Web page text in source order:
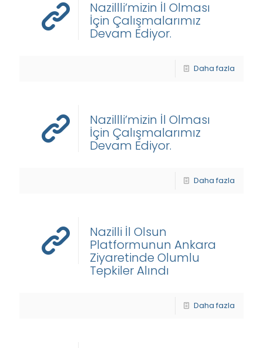
Nazillli’mizin İl Olması
İçin Çalışmalarımız
Devam Ediyor.
Daha fazla
Nazillli’mizin İl Olması
İçin Çalışmalarımız
Devam Ediyor.
Daha fazla
Nazilli İl Olsun
Platformunun Ankara
Ziyaretinde Olumlu
Tepkiler Alındı
Daha fazla